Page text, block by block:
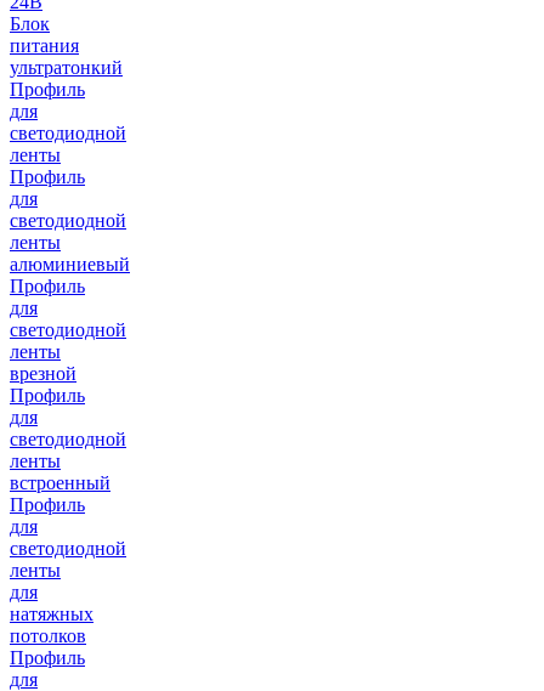
Блок
питания
ультратонкий
Профиль
для
светодиодной
ленты
Профиль
для
светодиодной
ленты
алюминиевый
Профиль
для
светодиодной
ленты
врезной
Профиль
для
светодиодной
ленты
встроенный
Профиль
для
светодиодной
ленты
для
натяжных
потолков
Профиль
для